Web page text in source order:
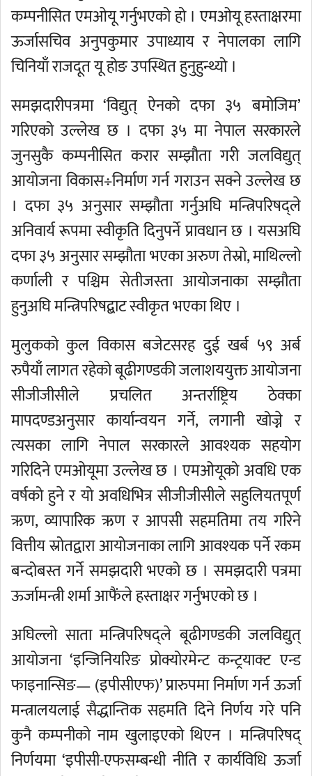
कम्पनीसित एमओयू गर्नुभएको हो । एमओयू हस्ताक्षरमा
ऊर्जासचिव अनुपकुमार उपाध्याय र नेपालका लागि
चिनियाँ राजदूत यू होङ उपस्थित हुनुहुन्थ्यो ।
समझदारीपत्रमा ‘विद्युत् ऐनको दफा ३५ बमोजिम’
गरिएको उल्लेख छ । दफा ३५ मा नेपाल सरकारले
जुनसुकै कम्पनीसित करार सम्झौता गरी जलविद्युत्
आयोजना विकास÷निर्माण गर्न गराउन सक्ने उल्लेख छ
। दफा ३५ अनुसार सम्झौता गर्नुअघि मन्त्रिपरिषद्ले
अनिवार्य रूपमा स्वीकृति दिनुपर्ने प्रावधान छ । यसअघि
दफा ३५ अनुसार सम्झौता भएका अरुण तेस्रो, माथिल्लो
कर्णाली र पश्चिम सेतीजस्ता आयोजनाका सम्झौता
हुनुअघि मन्त्रिपरिषद्बाट स्वीकृत भएका थिए ।
मुलुकको कुल विकास बजेटसरह दुई खर्ब ५९ अर्ब
रुपैयाँ लागत रहेको बूढीगण्डकी जलाशययुक्त आयोजना
सीजीजीसीले प्रचलित अन्तर्राष्ट्रिय ठेक्का
मापदण्डअनुसार कार्यान्वयन गर्ने, लगानी खोज्ने र
त्यसका लागि नेपाल सरकारले आवश्यक सहयोग
गरिदिने एमओयूमा उल्लेख छ । एमओयूको अवधि एक
वर्षको हुने र यो अवधिभित्र सीजीजीसीले सहुलियतपूर्ण
ऋण, व्यापारिक ऋण र आपसी सहमतिमा तय गरिने
वित्तीय स्रोतद्वारा आयोजनाका लागि आवश्यक पर्ने रकम
बन्दोबस्त गर्ने समझदारी भएको छ । समझदारी पत्रमा
ऊर्जामन्त्री शर्मा आफैंले हस्ताक्षर गर्नुभएको छ ।
अघिल्लो साता मन्त्रिपरिषद्ले बूढीगण्डकी जलविद्युत्
आयोजना ‘इन्जिनियरिङ प्रोक्योरमेन्ट कन्ट्रयाक्ट एन्ड
फाइनान्सिङ— (इपीसीएफ)’ प्रारुपमा निर्माण गर्न ऊर्जा
मन्त्रालयलाई सैद्धान्तिक सहमति दिने निर्णय गरे पनि
कुनै कम्पनीको नाम खुलाइएको थिएन । मन्त्रिपरिषद्
निर्णयमा ‘इपीसी-एफसम्बन्धी नीति र कार्यविधि ऊर्जा